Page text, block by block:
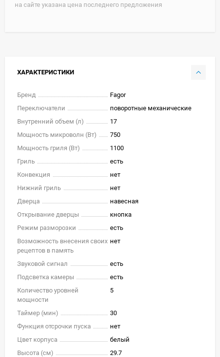
на сайте указана цена последнего предложения
ХАРАКТЕРИСТИКИ
Бренд
Fagor
Переключатели
поворотные механические
Внутренний объем (л)
17
Мощность микроволн (Вт)
750
Мощность гриля (Вт)
1100
Гриль
есть
Конвекция
нет
Нижний гриль
нет
Дверца
навесная
Открывание дверцы
кнопка
Режим разморозки
есть
Возможность внесения своих
рецептов в память
нет
Звуковой сигнал
есть
Подсветка камеры
есть
Количество уровней
мощности
5
Таймер (мин)
30
Функция отсрочки пуска
нет
Цвет корпуса
белый
Высота (см)
29.7